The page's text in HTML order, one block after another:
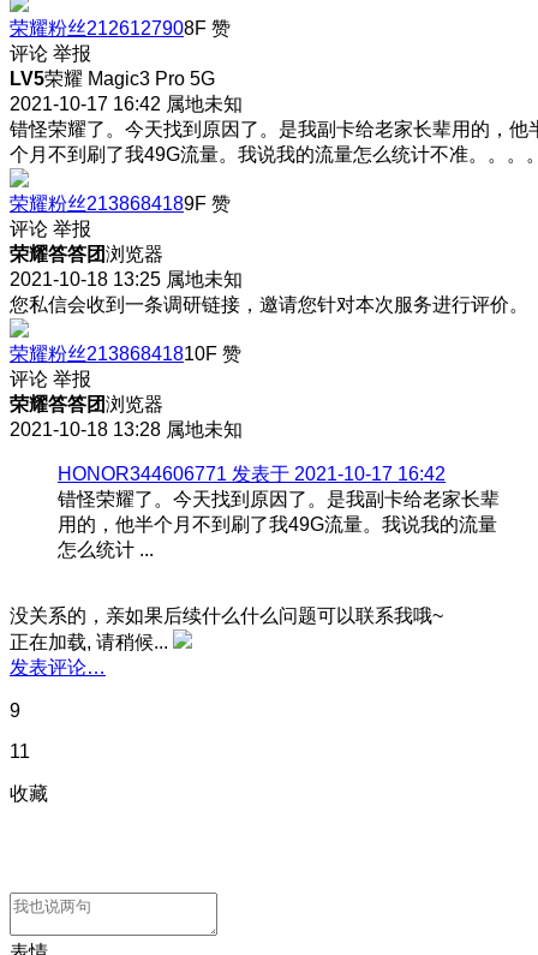
荣耀粉丝2126127908F 赞
评论 举报
LV5荣耀 Magic3 Pro 5G
2021-10-17 16:42 属地未知
错怪荣耀了。今天找到原因了。是我副卡给老家长辈用的，他
个月不到刷了我49G流量。我说我的流量怎么统计不准。。。
荣耀粉丝2138684189F 赞
评论 举报
荣耀答答团浏览器
2021-10-18 13:25 属地未知
您私信会收到一条调研链接，邀请您针对本次服务进行评价。
荣耀粉丝21386841810F 赞
评论 举报
荣耀答答团浏览器
2021-10-18 13:28 属地未知
HONOR344606771 发表于 2021-10-17 16:42
错怪荣耀了。今天找到原因了。是我副卡给老家长辈
用的，他半个月不到刷了我49G流量。我说我的流量
怎么统计 ...
没关系的，亲如果后续什么什么问题可以联系我哦~
正在加载, 请稍候...
发表评论…
9
11
收藏